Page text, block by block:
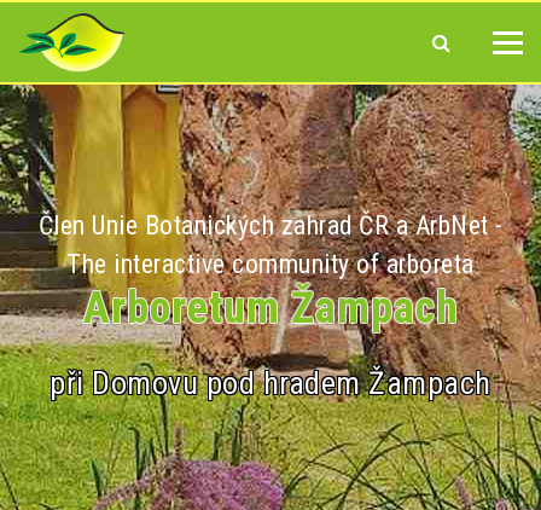
Člen Unie Botanických zahrad ČR a ArbNet -
The interactive community of arboreta
Arboretum Žampach
při Domovu pod hradem Žampach